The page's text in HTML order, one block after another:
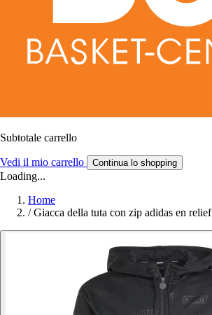
Subtotale carrello
Vedi il mio carrello Continua lo shopping
Loading...
Home
/ Giacca della tuta con zip adidas en relief